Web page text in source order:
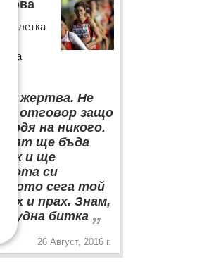
за
жертва. Не
отговор защо
на никого.
ще бъда
и ще
си
сега той
пух и прах. Знам,
битка „
26 Август, 2016 г.